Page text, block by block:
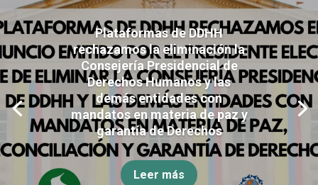
Plataformas de DDHH
rechazamos la eliminación la
Consejería Presidencial de
Derechos Humanos y las
demás entidades con
mandatos en materia de paz y
garantía de Derechos
Leer más